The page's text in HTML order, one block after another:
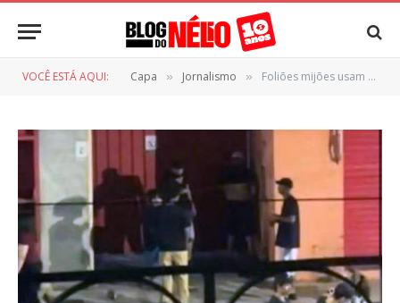
VOCÊ ESTÁ AQUI: Capa » Jornalismo » Foliões mijões usam portas do comércio da região central de Campo Grande como banheiro. Veja vídeo!